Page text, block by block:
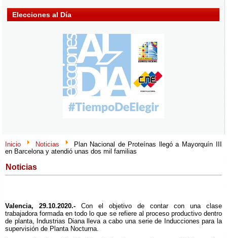
Elecciones al Día
Inicio Noticias
Plan Nacional de Proteínas llegó a Mayorquín III
en Barcelona y atendió unas dos mil familias
Noticias
Valencia, 29.10.2020.-Con el objetivo de contar con una clase
trabajadora formada en todo lo que se refiere al proceso productivo dentro
de planta, Industrias Diana lleva a cabo una serie de Inducciones para la
supervisión de Planta Nocturna.